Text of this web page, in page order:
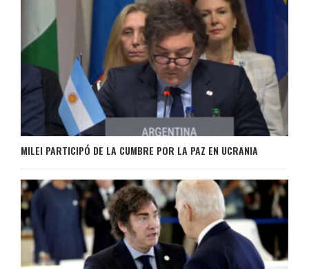
MILEI PARTICIPÓ DE LA CUMBRE POR LA PAZ EN UCRANIA